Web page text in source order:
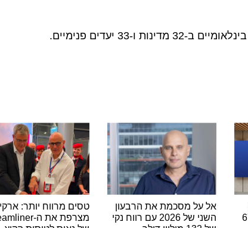
אל על מסכמת את הרבעון
השני של 2026 עם רווח נקי
טסים מרווח יותר: ארקיע
מצרפת את ה-Dreamliner